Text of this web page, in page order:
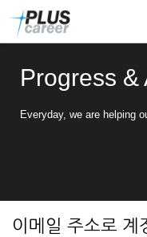
Progress &
Everyday, we are helping
이메일 주소로 계